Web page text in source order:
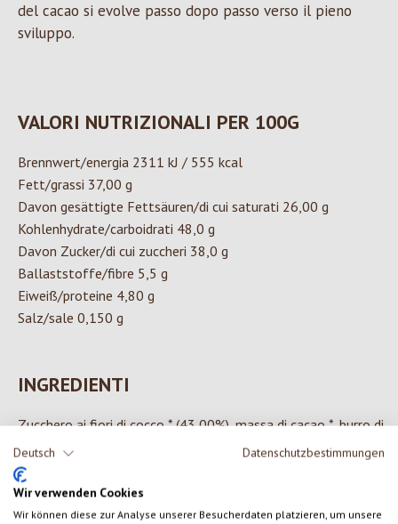
Deutsch Datenschutzbestimmungen
Wir verwenden Cookies
Wir können diese zur Analyse unserer Besucherdaten platzieren, um unsere
del cacao si evolve passo dopo passo verso il pieno
sviluppo.
VALORI NUTRIZIONALI PER 100G
Brennwert/energia 2311 kJ / 555 kcal
Fett/grassi 37,00 g
Davon gesättigte Fettsäuren/di cui saturati 26,00 g
Kohlenhydrate/carboidrati 48,0 g
Davon Zucker/di cui zuccheri 38,0 g
Ballaststoffe/fibre 5,5 g
Eiweiß/proteine 4,80 g
Salz/sale 0,150 g
INGREDIENTI
Zucchero ai fiori di cocco * (43,00%), massa di cacao *, burro di
cacao *, cocco grattugiato * (9,00%), latte di cocco in polvere *
(8,00%) (latte di cocco *, maltodestrina *), vaniglia bourbon * * =
Ingredienti da agricoltura biologica ** = ingredienti di
coltivazione biodinamica